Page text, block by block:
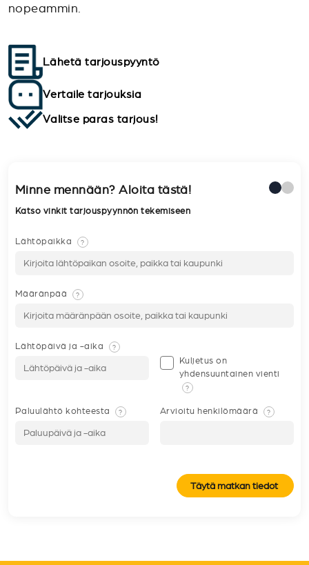
nopeammin.
Lähetä tarjouspyyntö
Vertaile tarjouksia
Valitse paras tarjous!
Minne mennään? Aloita tästä!
Katso vinkit tarjouspyynnön tekemiseen
Lähtöpaikka ?
Määränpää ?
Lähtöpäivä ja -aika ?
Kuljetus on
yhdensuuntainen vienti
?
Paluulähtö kohteesta ? Arvioitu henkilömäärä ?
Täytä matkan tiedot